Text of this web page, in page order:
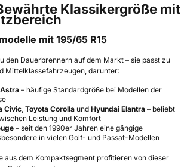
Klassikergröße mit
mit 195/65 R15
den Dauerbrennern auf dem Markt – sie passt zu
Mittelklassefahrzeugen, darunter:
– häufige Standardgröße bei Modellen der
Civic Toyota Corolla und Hyundai Elantra – beliebt
Leistung und Komfort
– seit den 1990er Jahren eine gängige
in vielen Golf- und Passat-Modellen
aus dem Kompaktsegment profitieren von dieser